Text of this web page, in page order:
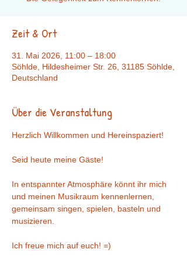
Zeit & Ort
31. Mai 2026, 11:00 – 18:00
Söhlde, Hildesheimer Str. 26, 31185 Söhlde,
Deutschland
Über die Veranstaltung
Herzlich Willkommen und Hereinspaziert!
Seid heute meine Gäste!
In entspannter Atmosphäre könnt ihr mich
und meinen Musikraum kennenlernen,
gemeinsam singen, spielen, basteln und
musizieren.
Ich freue mich auf euch! =)